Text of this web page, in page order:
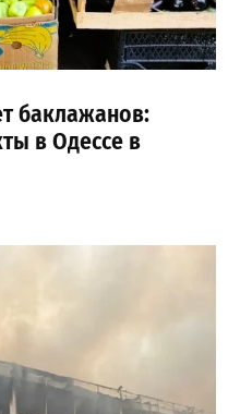
баклажанов:
в Одессе в